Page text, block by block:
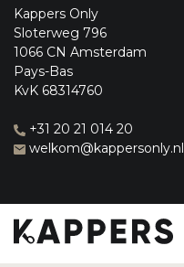
Kappers Only
Sloterweg 796
1066 CN Amsterdam
Pays-Bas
KvK 68314760
+31 20 21 014 20
welkom@kappersonly.nl